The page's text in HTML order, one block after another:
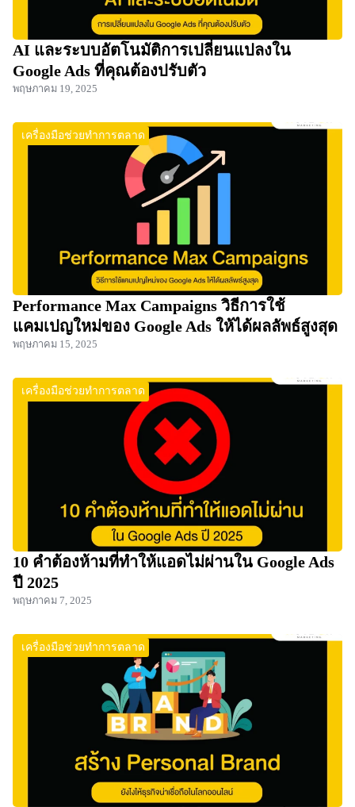
AI และระบบอัตโนมัติการเปลี่ยนแปลงใน
Google Ads ที่คุณต้องปรับตัว
พฤษภาคม 19, 2025
เครื่องมือช่วยทำการตลาด
Performance Max Campaigns วิธีการใช้
แคมเปญใหม่ของ Google Ads ให้ได้ผลลัพธ์สูงสุด
พฤษภาคม 15, 2025
เครื่องมือช่วยทำการตลาด
10 คำต้องห้ามที่ทำให้แอดไม่ผ่านใน Google Ads
ปี 2025
พฤษภาคม 7, 2025
เครื่องมือช่วยทำการตลาด